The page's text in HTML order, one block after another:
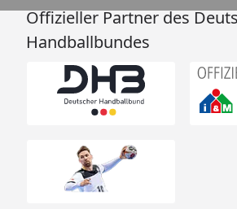
Offizieller Partner des
Handballbundes